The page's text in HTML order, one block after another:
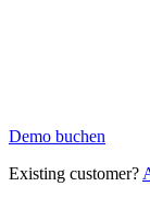
Demo buchen
Existing customer?